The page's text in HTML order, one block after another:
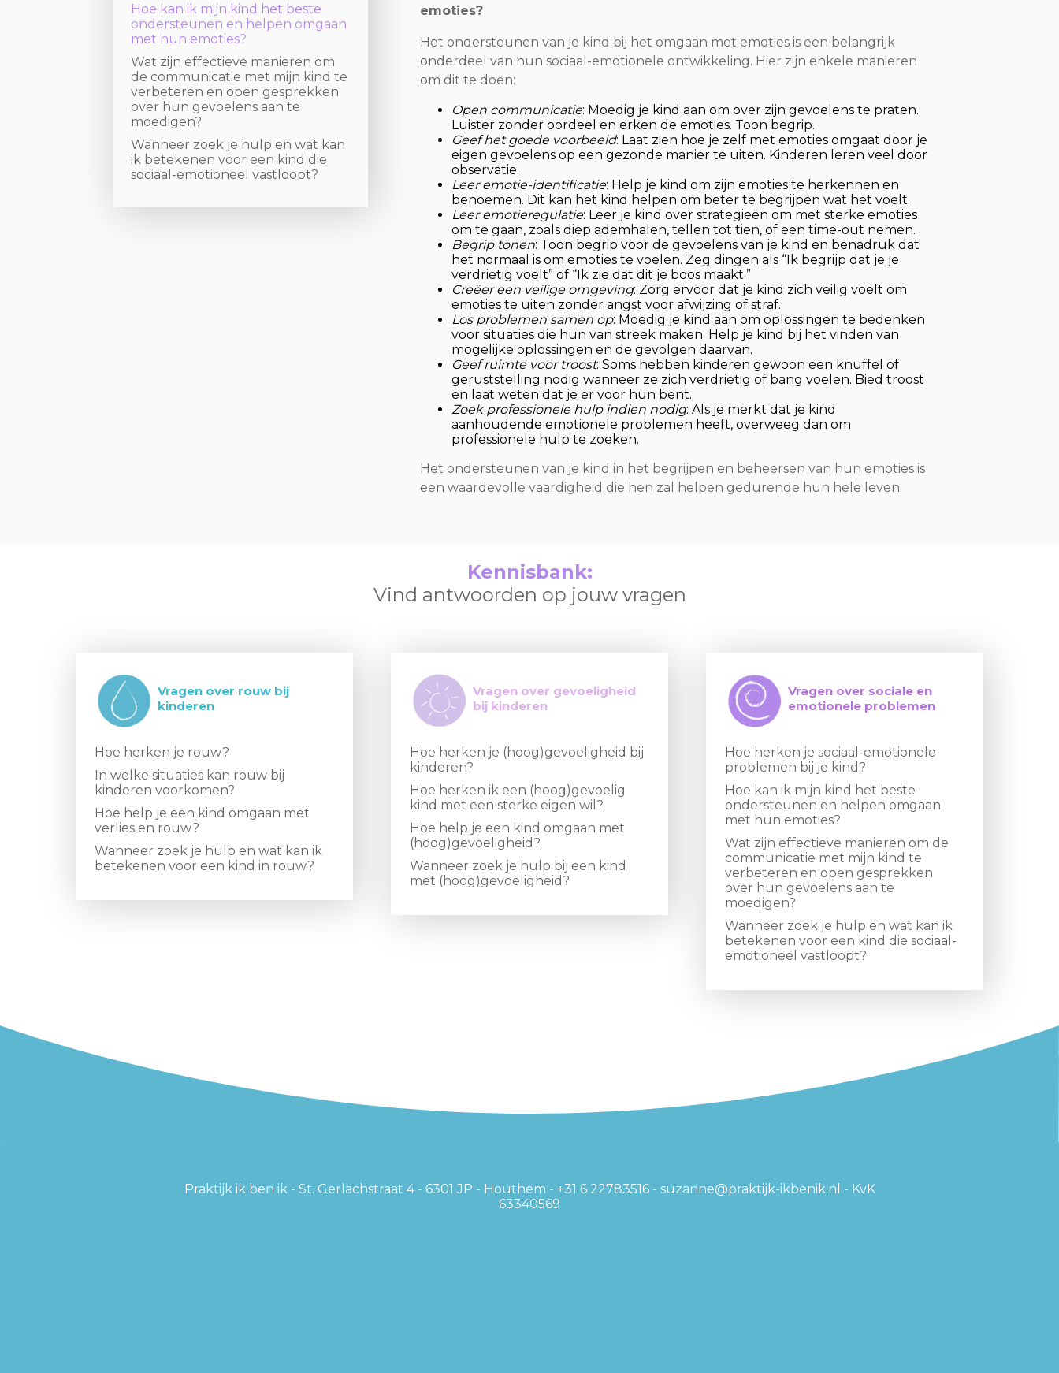
Hoe kan ik mijn kind het beste
ondersteunen en helpen omgaan
met hun emoties?
Wat zijn effectieve manieren om
de communicatie met mijn kind te
verbeteren en open gesprekken
over hun gevoelens aan te
moedigen?
Wanneer zoek je hulp en wat kan
ik betekenen voor een kind die
sociaal-emotioneel vastloopt?
emoties?
Het ondersteunen van je kind bij het omgaan met emoties is een belangrijk
onderdeel van hun sociaal-emotionele ontwikkeling. Hier zijn enkele manieren
om dit te doen:
Open communicatie: Moedig je kind aan om over zijn gevoelens te praten.
Luister zonder oordeel en erken de emoties. Toon begrip.
Geef het goede voorbeeld: Laat zien hoe je zelf met emoties omgaat door je
eigen gevoelens op een gezonde manier te uiten. Kinderen leren veel door
observatie.
Leer emotie-identificatie: Help je kind om zijn emoties te herkennen en
benoemen. Dit kan het kind helpen om beter te begrijpen wat het voelt.
Leer emotieregulatie: Leer je kind over strategieën om met sterke emoties
om te gaan, zoals diep ademhalen, tellen tot tien, of een time-out nemen.
Begrip tonen: Toon begrip voor de gevoelens van je kind en benadruk dat
het normaal is om emoties te voelen. Zeg dingen als “Ik begrijp dat je je
verdrietig voelt” of “Ik zie dat dit je boos maakt.”
Creëer een veilige omgeving: Zorg ervoor dat je kind zich veilig voelt om
emoties te uiten zonder angst voor afwijzing of straf.
Los problemen samen op: Moedig je kind aan om oplossingen te bedenken
voor situaties die hun van streek maken. Help je kind bij het vinden van
mogelijke oplossingen en de gevolgen daarvan.
Geef ruimte voor troost: Soms hebben kinderen gewoon een knuffel of
geruststelling nodig wanneer ze zich verdrietig of bang voelen. Bied troost
en laat weten dat je er voor hun bent.
Zoek professionele hulp indien nodig: Als je merkt dat je kind
aanhoudende emotionele problemen heeft, overweeg dan om
professionele hulp te zoeken.
Het ondersteunen van je kind in het begrijpen en beheersen van hun emoties is
een waardevolle vaardigheid die hen zal helpen gedurende hun hele leven.
Kennisbank:
Vind antwoorden op jouw vragen
Vragen over rouw bij
kinderen
Hoe herken je rouw?
In welke situaties kan rouw bij
kinderen voorkomen?
Hoe help je een kind omgaan met
verlies en rouw?
Wanneer zoek je hulp en wat kan ik
betekenen voor een kind in rouw?
Vragen over gevoeligheid
bij kinderen
Hoe herken je (hoog)gevoeligheid bij
kinderen?
Hoe herken ik een (hoog)gevoelig
kind met een sterke eigen wil?
Hoe help je een kind omgaan met
(hoog)gevoeligheid?
Wanneer zoek je hulp bij een kind
met (hoog)gevoeligheid?
Vragen over sociale en
emotionele problemen
Hoe herken je sociaal-emotionele
problemen bij je kind?
Hoe kan ik mijn kind het beste
ondersteunen en helpen omgaan
met hun emoties?
Wat zijn effectieve manieren om de
communicatie met mijn kind te
verbeteren en open gesprekken
over hun gevoelens aan te
moedigen?
Wanneer zoek je hulp en wat kan ik
betekenen voor een kind die sociaal-
emotioneel vastloopt?
Praktijk ik ben ik - St. Gerlachstraat 4 - 6301 JP - Houthem - +31 6 22783516 - suzanne@praktijk-ikbenik.nl - KvK
63340569